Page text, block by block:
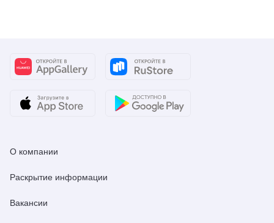
О компании
Раскрытие информации
Вакансии